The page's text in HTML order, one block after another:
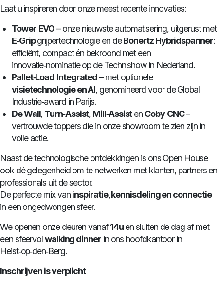
Laat u inspireren door onze meest recente innovaties:
Tower EVO– onze nieuwste automatisering, uitgerust met
E‑Gripgrijpertechnologie en deBonertz Hybridspanner:
efficiënt, compact én bekroond met een
innovatie‑nominatie op de Technishow in Nederland.
Pallet‑Load Integrated– met optionele
visietechnologie en AI, genomineerd voor de Global
Industrie‑award in Parijs.
De Wall, Turn‑Assist, Mill‑Assisten Coby CNC–
vertrouwde toppers die in onze showroom te zien zijn in
volle actie.
Naast de technologische ontdekkingen is ons Open House
ook dé gelegenheid om te netwerken met klanten, partners en
professionals uit de sector.
De perfecte mix vaninspiratie, kennisdeling en connectie
in een ongedwongen sfeer.
We openen onze deuren vanaf14uen sluiten de dag af met
een sfeervolwalking dinnerin ons hoofdkantoor in
Heist‑op‑den‑Berg.
Inschrijven is verplicht